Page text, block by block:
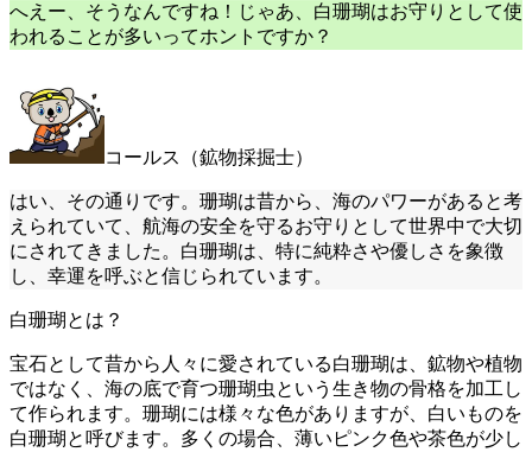
へえー、そうなんですね！じゃあ、白珊瑚はお守りとして使
われることが多いってホントですか？
コールス（鉱物採掘士）
はい、その通りです。珊瑚は昔から、海のパワーがあると考
えられていて、航海の安全を守るお守りとして世界中で大切
にされてきました。白珊瑚は、特に純粋さや優しさを象徴
し、幸運を呼ぶと信じられています。
白珊瑚とは？
宝石として昔から人々に愛されている白珊瑚は、鉱物や植物
ではなく、海の底で育つ珊瑚虫という生き物の骨格を加工し
て作られます。珊瑚には様々な色がありますが、白いものを
白珊瑚と呼びます。多くの場合、薄いピンク色や茶色が少し